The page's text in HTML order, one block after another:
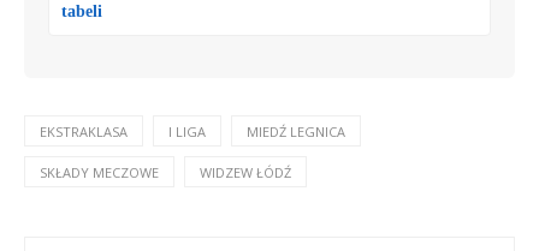
tabeli
EKSTRAKLASA I LIGA MIEDŹ LEGNICA
SKŁADY MECZOWE WIDZEW ŁÓDŹ